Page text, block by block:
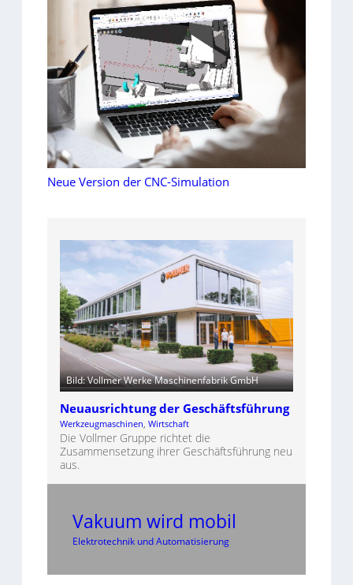
Neue Version der CNC-Simulation
Bild: Vollmer Werke Maschinenfabrik GmbH
Neuausrichtung der Geschäftsführung
Werkzeugmaschinen Wirtschaft
Die Vollmer Gruppe richtet die
Zusammensetzung ihrer Geschäftsführung neu
aus.
Vakuum wird mobil
Elektrotechnik und Automatisierung